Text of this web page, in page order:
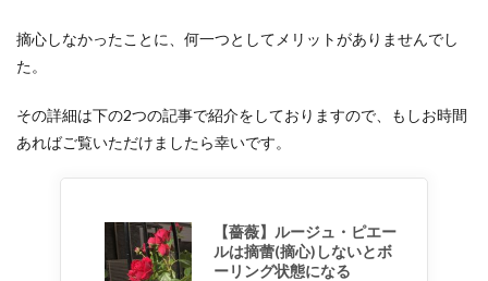
摘心しなかったことに、何一つとしてメリットがありませんでし
た。
その詳細は下の2つの記事で紹介をしておりますので、もしお時間
あればご覧いただけましたら幸いです。
【薔薇】ルージュ・ピエー
ルは摘蕾(摘心)しないとボ
ーリング状態になる